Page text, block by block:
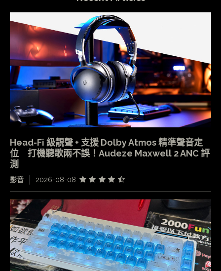
Head-Fi 級靚聲 + 支援 Dolby Atmos 精準聲音定
位 打機聽歌兩不誤！Audeze Maxwell 2 ANC 評
測
影音 2026-08-08